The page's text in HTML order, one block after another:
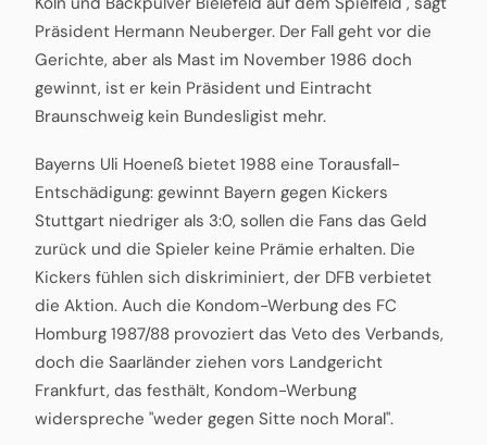
Präsident Hermann Neuberger. Der Fall geht vor die
Gerichte, aber als Mast im November 1986 doch
gewinnt, ist er kein Präsident und Eintracht
Braunschweig kein Bundesligist mehr.
Bayerns Uli Hoeneß bietet 1988 eine Torausfall-
Entschädigung: gewinnt Bayern gegen Kickers
Stuttgart niedriger als 3:0, sollen die Fans das Geld
zurück und die Spieler keine Prämie erhalten. Die
Kickers fühlen sich diskriminiert, der DFB verbietet
die Aktion. Auch die Kondom-Werbung des FC
Homburg 1987/88 provoziert das Veto des Verbands,
doch die Saarländer ziehen vors Landgericht
Frankfurt, das festhält, Kondom-Werbung
widerspreche "weder gegen Sitte noch Moral".